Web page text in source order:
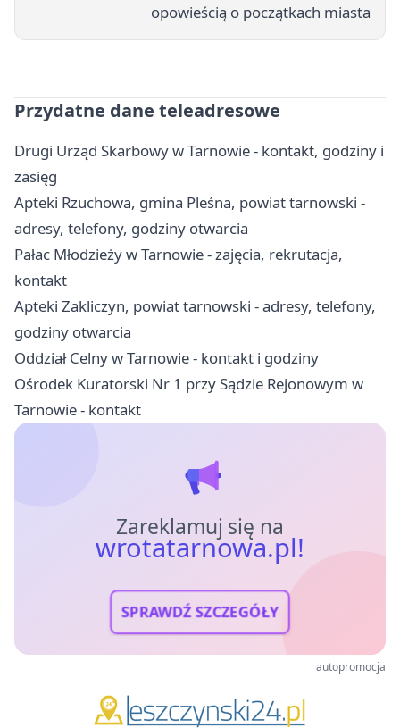
opowieścią o początkach miasta
Przydatne dane teleadresowe
Drugi Urząd Skarbowy w Tarnowie - kontakt, godziny i
zasięg
Apteki Rzuchowa, gmina Pleśna, powiat tarnowski -
adresy, telefony, godziny otwarcia
Pałac Młodzieży w Tarnowie - zajęcia, rekrutacja,
kontakt
Apteki Zakliczyn, powiat tarnowski - adresy, telefony,
godziny otwarcia
Oddział Celny w Tarnowie - kontakt i godziny
Ośrodek Kuratorski Nr 1 przy Sądzie Rejonowym w
Tarnowie - kontakt
Zareklamuj się na
wrotatarnowa.pl!
SPRAWDŹ SZCZEGÓŁY
autopromocja